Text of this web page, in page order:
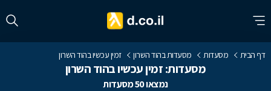
דף הבית מסעדות מסעדות בהוד השרון זמין עכשיו בהוד השרון
מסעדות: זמין עכשיו בהוד השרון
נמצאו 50 מסעדות